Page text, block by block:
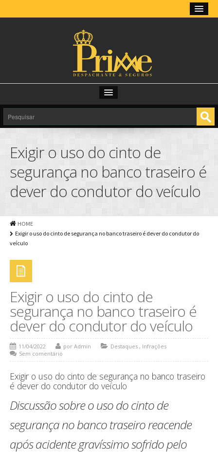
HOME
SOBRE
LICENCIAMENTO ONLINE
SERVIÇOS
LINKS
DOCUMENTOS
NOTÍCIAS
CONTATO
ORÇAMENTO ONLINE
Exigir o uso do cinto de
segurança no banco traseiro é
dever do condutor do veículo
HOME
Exigir o uso do cinto de segurança no banco traseiro é dever do condutor do
veículo
Exigir o uso do cinto de
segurança no banco traseiro é
dever do condutor do veículo
11/04/2022 por Admin Destaques , Infrações
Sem comentário
Exigir o uso do cinto de segurança no banco traseiro
é dever do condutor do veículo
Discussão sobre o uso do cinto de
segurança no banco traseiro reacende
após acidente gravíssimo sofrido pelo